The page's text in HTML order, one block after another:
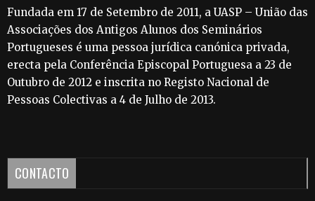
Fundada em 17 de Setembro de 2011, a UASP – União das
Associações dos Antigos Alunos dos Seminários
Portugueses é uma pessoa jurídica canónica privada,
erecta pela Conferência Episcopal Portuguesa a 23 de
Outubro de 2012 e inscrita no Registo Nacional de
Pessoas Colectivas a 4 de Julho de 2013.
CONTACTO